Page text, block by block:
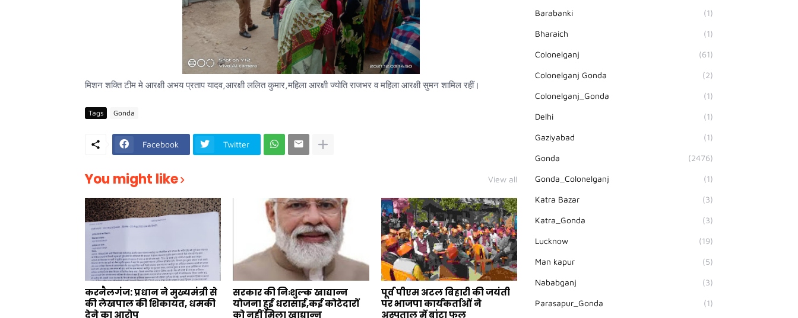
मिशन शक्ति टीम मे आरक्षी अभय प्रताप यादव,आरक्षी ललित कुमार,महिला आरक्षी ज्योति राजभर व महिला आरक्षी सुमन शामिल रहीं।
Tags Gonda
Facebook Twitter
You might like View all
करनैलगंज: प्रधान ने मुख्यमंत्री से
की लेखपाल की शिकायत, धमकी
देने का आरोप
सरकार की निःशुल्क खाद्यान्न
योजना हुई धरासाई,कई कोटेदारों
को नहीं मिला खाद्यान्न
पूर्व पीएम अटल बिहारी की जयंती
पर भाजपा कार्यकर्ताओं ने
अस्पताल में बांटा फल
Barabanki (1)
Bharaich (1)
Colonelganj (61)
Colonelganj Gonda (2)
Colonelganj_Gonda (1)
Delhi (1)
Gaziyabad (1)
Gonda (2476)
Gonda_Colonelganj (1)
Katra Bazar (3)
Katra_Gonda (3)
Lucknow (19)
Man kapur (5)
Nababganj (3)
Parasapur_Gonda (1)